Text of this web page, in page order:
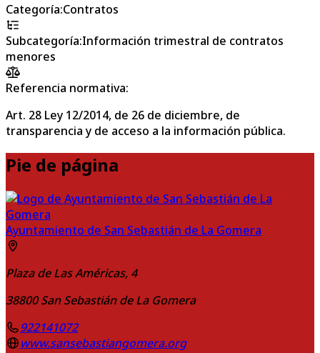
Categoría:Contratos
Subcategoría:Información trimestral de contratos
menores
Referencia normativa:
Art. 28 Ley 12/2014, de 26 de diciembre, de
transparencia y de acceso a la información pública.
Pie de página
Ayuntamiento de San Sebastián de La Gomera
Plaza de Las Américas, 4
38800 San Sebastián de La Gomera
922141072
www.sansebastiangomera.org